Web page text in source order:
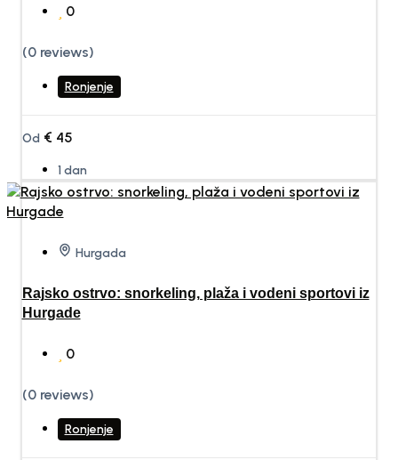
0
(0 reviews)
Ronjenje
Od € 45
1 dan
Hurgada
Rajsko ostrvo: snorkeling, plaža i vodeni sportovi iz
Hurgade
0
(0 reviews)
Ronjenje